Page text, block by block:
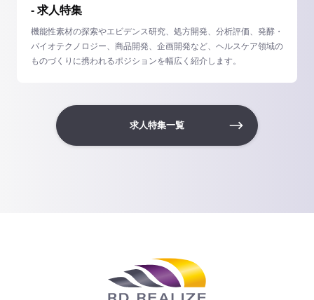
- 求人特集
機能性素材の探索やエビデンス研究、処方開発、分析評価、発酵・
バイオテクノロジー、商品開発、企画開発など、ヘルスケア領域の
ものづくりに携われるポジションを幅広く紹介します。
求人特集一覧